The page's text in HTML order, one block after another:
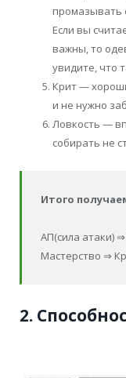
промазывать
Если вы
важны, то
увидите, что
Крит —
и не нужно
Ловкость —
собирать не
Итого
АП(сила атаки)
Мастерство ⇒
2.